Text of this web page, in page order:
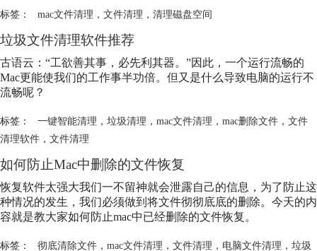
标签： mac文件清理 ， 文件清理 ， 清理磁盘空间
垃圾文件清理软件推荐
古语云：“工欲善其事，必先利其器。”因此，一个运行流畅的
Mac更能使我们的工作事半功倍。但又是什么导致电脑的运行不
流畅呢？
标签： 一键智能清理 ， 垃圾清理 ， mac文件清理 ， mac删除文件， 文件
清理软件 ， 文件清理
如何防止Mac中删除的文件恢复
恢复软件太强大我们一不留神就会泄露自己的信息，为了防止这
种情况的发生，我们必须做到将文件彻彻底底的删除。今天的内
容就是教大家如何防止mac中已经删除的文件恢复。
标签： 彻底清除文件， mac文件清理 ， 文件清理 ， 电脑文件清理 ， 垃圾